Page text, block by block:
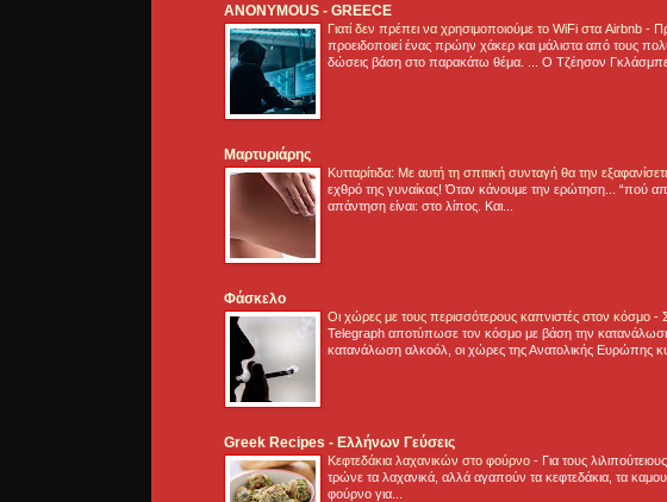
ANONYMOUS - GREECE
Γιατί δεν πρέπει να χρησιμοποιούμε το WiFi στα Airbnb -
προειδοποιεί ένας πρώην χάκερ και μάλιστα από τους
δώσεις βάση στο παρακάτω θέμα. ... Ο Τζέησον
Μαρτυριάρης
Κυτταρίτιδα: Με αυτή τη σπιτική συνταγή θα την
εχθρό της γυναίκας! Όταν κάνουμε την ερώτηση... “πού
απάντηση είναι: στο λίπος. Και...
Φάσκελο
Οι χώρες με τους περισσότερους καπνιστές στον κόσμο -
Telegraph αποτύπωσε τον κόσμο με βάση την
κατανάλωση αλκοόλ, οι χώρες της Ανατολικής Ευρώπης
Greek Recipes - Ελλήνων Γεύσεις
Κεφτεδάκια λαχανικών στο φούρνο - Για τους
τρώνε τα λαχανικά, αλλά αγαπούν τα κεφτεδάκια, τα
φούρνο για...